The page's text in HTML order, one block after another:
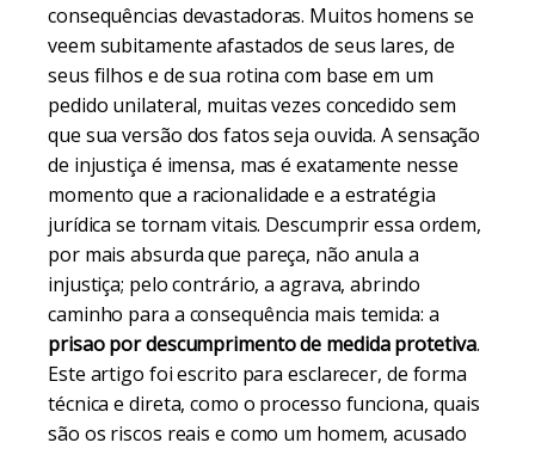
consequências devastadoras. Muitos homens se
veem subitamente afastados de seus lares, de
seus filhos e de sua rotina com base em um
pedido unilateral, muitas vezes concedido sem
que sua versão dos fatos seja ouvida. A sensação
de injustiça é imensa, mas é exatamente nesse
momento que a racionalidade e a estratégia
jurídica se tornam vitais. Descumprir essa ordem,
por mais absurda que pareça, não anula a
injustiça; pelo contrário, a agrava, abrindo
caminho para a consequência mais temida: a
prisao por descumprimento de medida protetiva.
Este artigo foi escrito para esclarecer, de forma
técnica e direta, como o processo funciona, quais
são os riscos reais e como um homem, acusado